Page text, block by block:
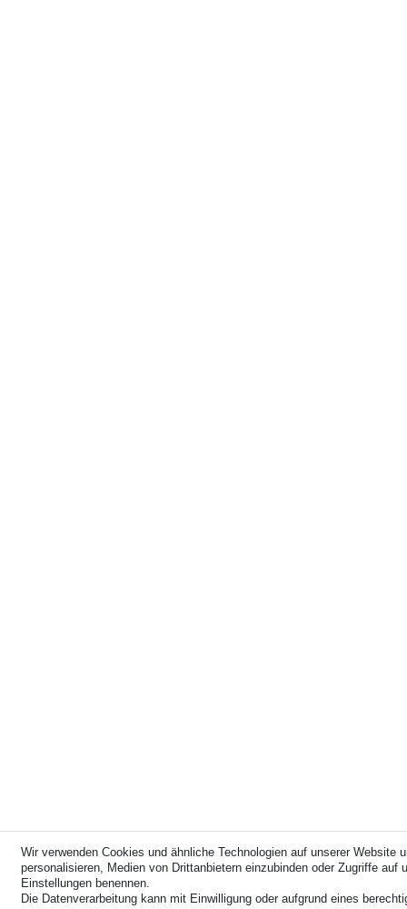
Wir verwenden Cookies und ähnliche Technologien auf unserer
personalisieren, Medien von Drittanbietern einzubinden oder Zugriffe
Einstellungen benennen.
Die Datenverarbeitung kann mit Einwilligung oder aufgrund eines